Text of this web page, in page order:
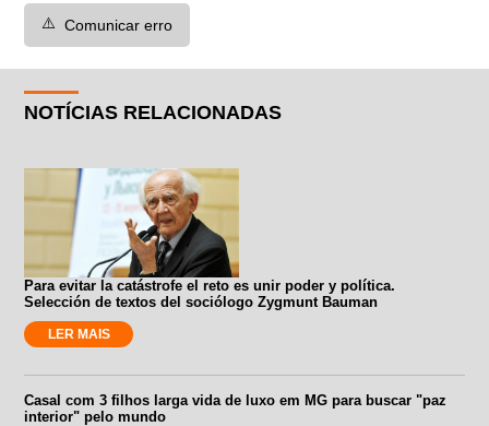
⚠️ Comunicar erro
NOTÍCIAS RELACIONADAS
Para evitar la catástrofe el reto es unir poder y política.
Selección de textos del sociólogo Zygmunt Bauman
LER MAIS
Casal com 3 filhos larga vida de luxo em MG para buscar "paz
interior" pelo mundo